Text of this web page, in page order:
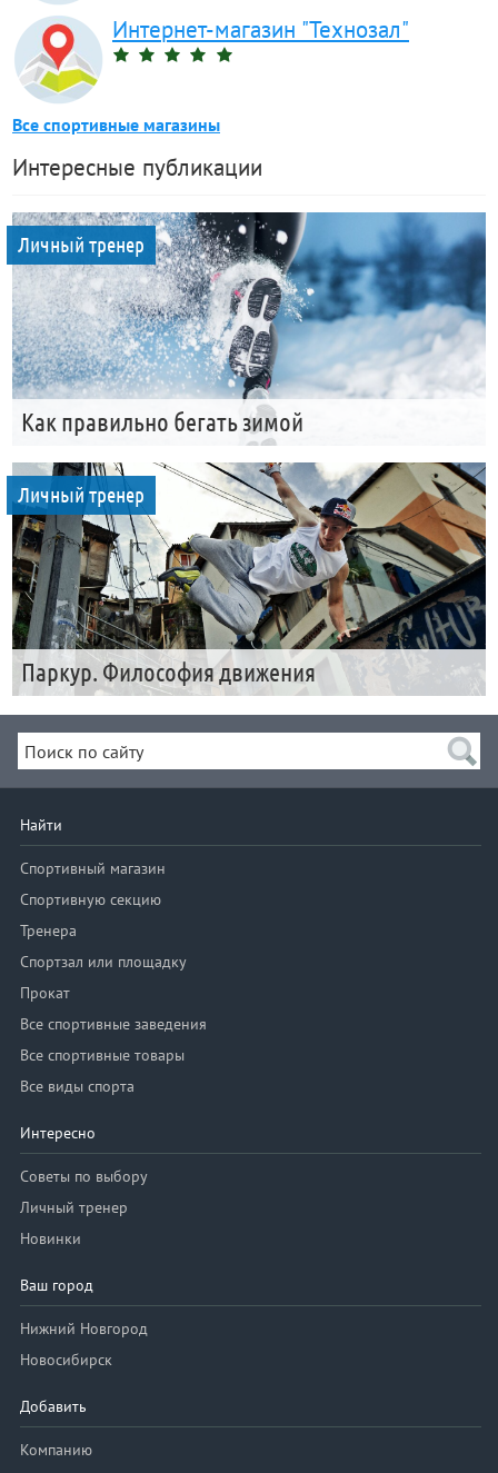
Интернет-магазин "Технозал"
Все спортивные магазины
Интересные публикации
Личный тренер
Как правильно бегать зимой
Личный тренер
Паркур. Философия движения
Найти
Спортивный магазин
Спортивную секцию
Тренера
Спортзал или площадку
Прокат
Все спортивные заведения
Все спортивные товары
Все виды спорта
Интересно
Советы по выбору
Личный тренер
Новинки
Ваш город
Нижний Новгород
Новосибирск
Добавить
Компанию